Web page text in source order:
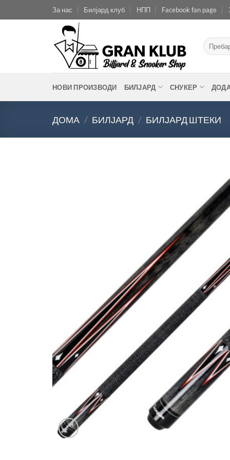
to
За нас Билјард клуб НПП Facebook fan page
Барај
за:
НОВИ ПРОИЗВОДИ БИЛЈАРД СНУКЕР
ДОМА / БИЛЈАРД / БИЛЈАРД ШТЕКИ